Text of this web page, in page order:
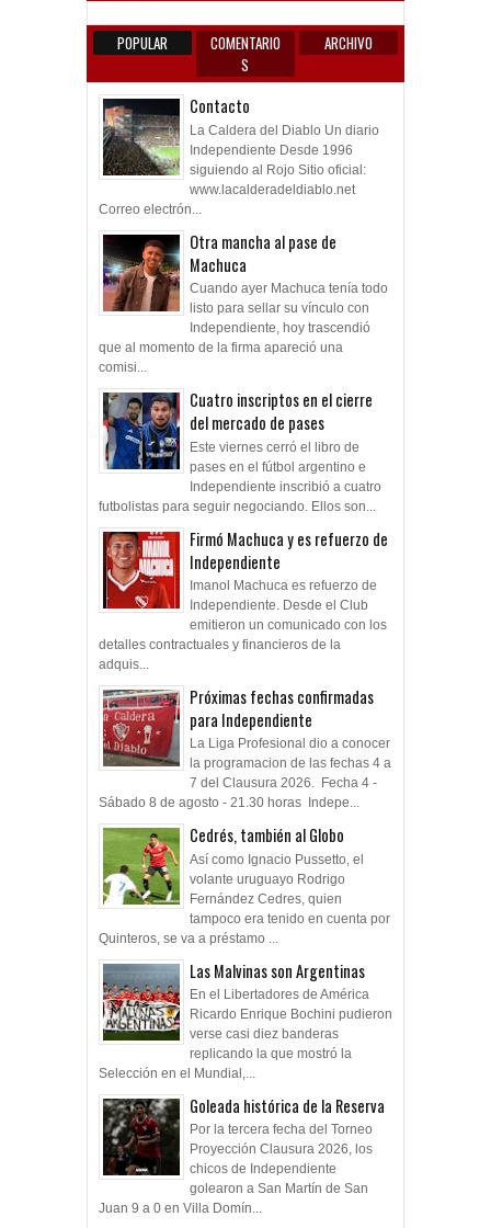
POPULAR
COMENTARIO
S
ARCHIVO
Contacto
La Caldera del Diablo Un diario
Independiente Desde 1996
siguiendo al Rojo Sitio oficial:
www.lacalderadeldiablo.net
Correo electrón...
Otra mancha al pase de
Machuca
Cuando ayer Machuca tenía todo
listo para sellar su vínculo con
Independiente, hoy trascendió
que al momento de la firma apareció una
comisi...
Cuatro inscriptos en el cierre
del mercado de pases
Este viernes cerró el libro de
pases en el fútbol argentino e
Independiente inscribió a cuatro
futbolistas para seguir negociando. Ellos son...
Firmó Machuca y es refuerzo de
Independiente
Imanol Machuca es refuerzo de
Independiente. Desde el Club
emitieron un comunicado con los
detalles contractuales y financieros de la
adquis...
Próximas fechas confirmadas
para Independiente
La Liga Profesional dio a conocer
la programacion de las fechas 4 a
7 del Clausura 2026. Fecha 4 -
Sábado 8 de agosto - 21.30 horas Indepe...
Cedrés, también al Globo
Así como Ignacio Pussetto, el
volante uruguayo Rodrigo
Fernández Cedres, quien
tampoco era tenido en cuenta por
Quinteros, se va a préstamo ...
Las Malvinas son Argentinas
En el Libertadores de América
Ricardo Enrique Bochini pudieron
verse casi diez banderas
replicando la que mostró la
Selección en el Mundial,...
Goleada histórica de la Reserva
Por la tercera fecha del Torneo
Proyección Clausura 2026, los
chicos de Independiente
golearon a San Martín de San
Juan 9 a 0 en Villa Domín...